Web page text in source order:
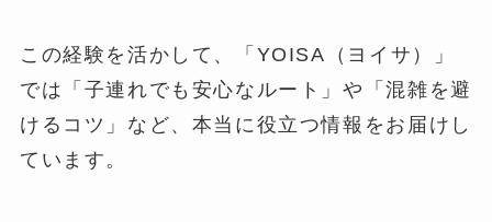
この経験を活かして、「YOISA（ヨイサ）」
では「子連れでも安心なルート」や「混雑を避
けるコツ」など、本当に役立つ情報をお届けし
ています。